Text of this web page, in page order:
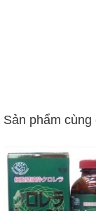
Sản phẩm cùng